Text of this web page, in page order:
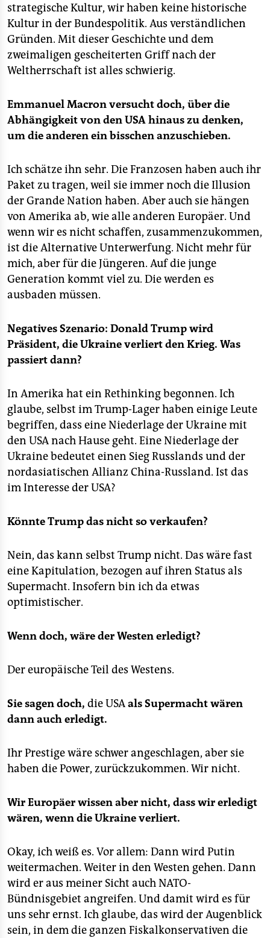
strategische Kultur, wir haben keine historische
Kultur in der Bundespolitik. Aus verständlichen
Gründen. Mit dieser Geschichte und dem
zweimaligen gescheiterten Griff nach der
Weltherrschaft ist alles schwierig.
Emmanuel Macron versucht doch, über die
Abhängigkeit von den USA hinaus zu denken,
um die anderen ein bisschen anzuschieben.
Ich schätze ihn sehr. Die Franzosen haben auch ihr
Paket zu tragen, weil sie immer noch die Illusion
der Grande Nation haben. Aber auch sie hängen
von Amerika ab, wie alle anderen Europäer. Und
wenn wir es nicht schaffen, zusammenzukommen,
ist die Alternative Unterwerfung. Nicht mehr für
mich, aber für die Jüngeren. Auf die junge
Generation kommt viel zu. Die werden es
ausbaden müssen.
Negatives Szenario: Donald Trump wird
Präsident, die Ukraine verliert den Krieg. Was
passiert dann?
In Amerika hat ein Rethinking begonnen. Ich
glaube, selbst im Trump-Lager haben einige Leute
begriffen, dass eine Niederlage der Ukraine mit
den USA nach Hause geht. Eine Niederlage der
Ukraine bedeutet einen Sieg Russlands und der
nordasiatischen Allianz China-Russland. Ist das
im Interesse der USA?
Könnte Trump das nicht so verkaufen?
Nein, das kann selbst Trump nicht. Das wäre fast
eine Kapitulation, bezogen auf ihren Status als
Supermacht. Insofern bin ich da etwas
optimistischer.
Wenn doch, wäre der Westen erledigt?
Der europäische Teil des Westens.
Sie sagen doch, die USAals Supermacht wären
dann auch erledigt.
Ihr Prestige wäre schwer angeschlagen, aber sie
haben die Power, zurückzukommen. Wir nicht.
Wir Europäer wissen aber nicht, dass wir erledigt
wären, wenn die Ukraine verliert.
Okay, ich weiß es. Vor allem: Dann wird Putin
weitermachen. Weiter in den Westen gehen. Dann
wird er aus meiner Sicht auch NATO-
Bündnisgebiet angreifen. Und damit wird es für
uns sehr ernst. Ich glaube, das wird der Augenblick
sein, in dem die ganzen Fiskalkonservativen die